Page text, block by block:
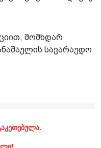
მომხდარ
სავარაუდო